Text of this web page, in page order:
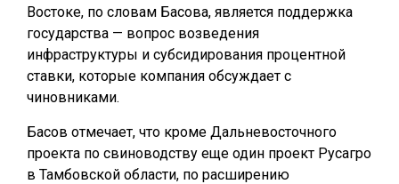
Востоке, по словам Басова, является поддержка
государства — вопрос возведения
инфраструктуры и субсидирования процентной
ставки, которые компания обсуждает с
чиновниками.
Басов отмечает, что кроме Дальневосточного
проекта по свиноводству еще один проект Русагро
в Тамбовской области, по расширению